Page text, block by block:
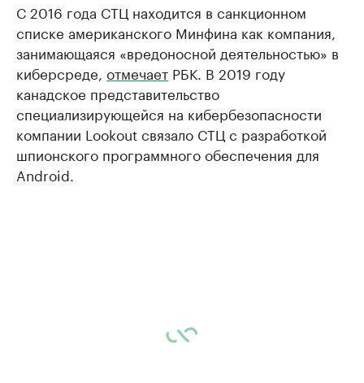
С 2016 года СТЦ находится в санкционном
списке американского Минфина как компания,
занимающаяся «вредоносной деятельностью» в
киберсреде, отмечает РБК. В 2019 году
канадское представительство
специализирующейся на кибербезопасности
компании Lookout связало СТЦ с разработкой
шпионского программного обеспечения для
Android.